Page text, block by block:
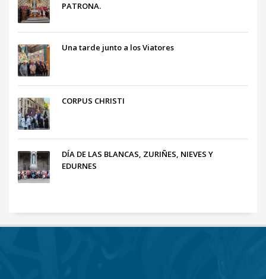
PATRONA.
Una tarde junto a los Viatores
CORPUS CHRISTI
DÍA DE LAS BLANCAS, ZURIÑES, NIEVES Y
EDURNES